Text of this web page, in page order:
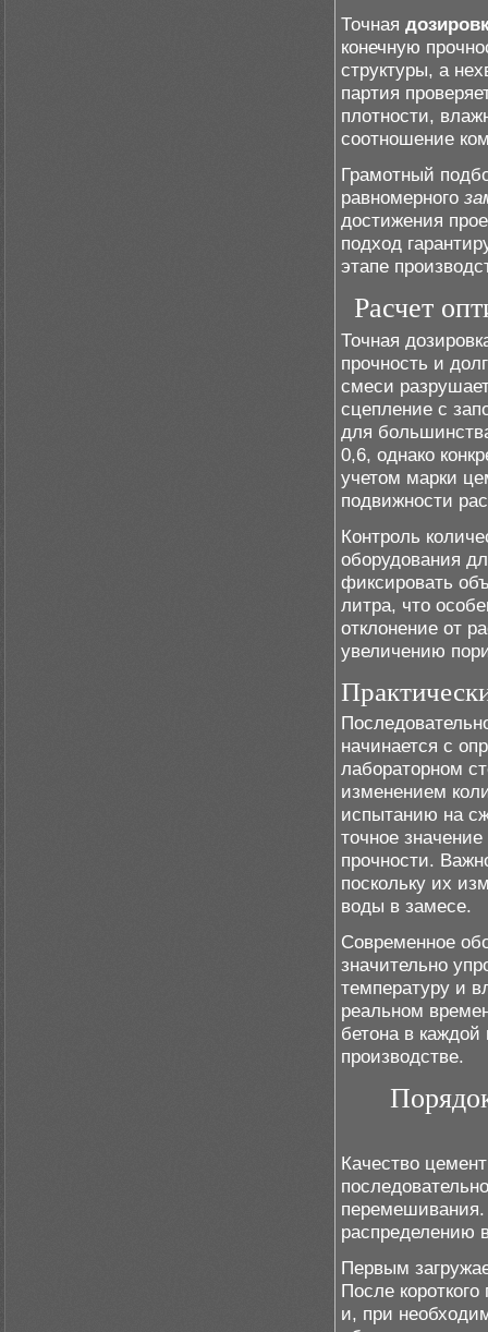
Точная
конечную
структуры, а
партия
плотности,
соотношение
Грамотный
равномерного
достижения
подход
этапе
Расчет
Точная
прочность и
смеси
сцепление с
для
0,6, однако
учетом марки
подвижности
Контроль
оборудования
фиксировать
литра, что
отклонение от
увеличению
начинается с
лабораторном
изменением
испытанию на
точное
прочности.
поскольку их
воды в замесе.
Современное
значительно
температуру и
реальном
бетона в
производстве.
Качество
распределению
Первым
После
и, при